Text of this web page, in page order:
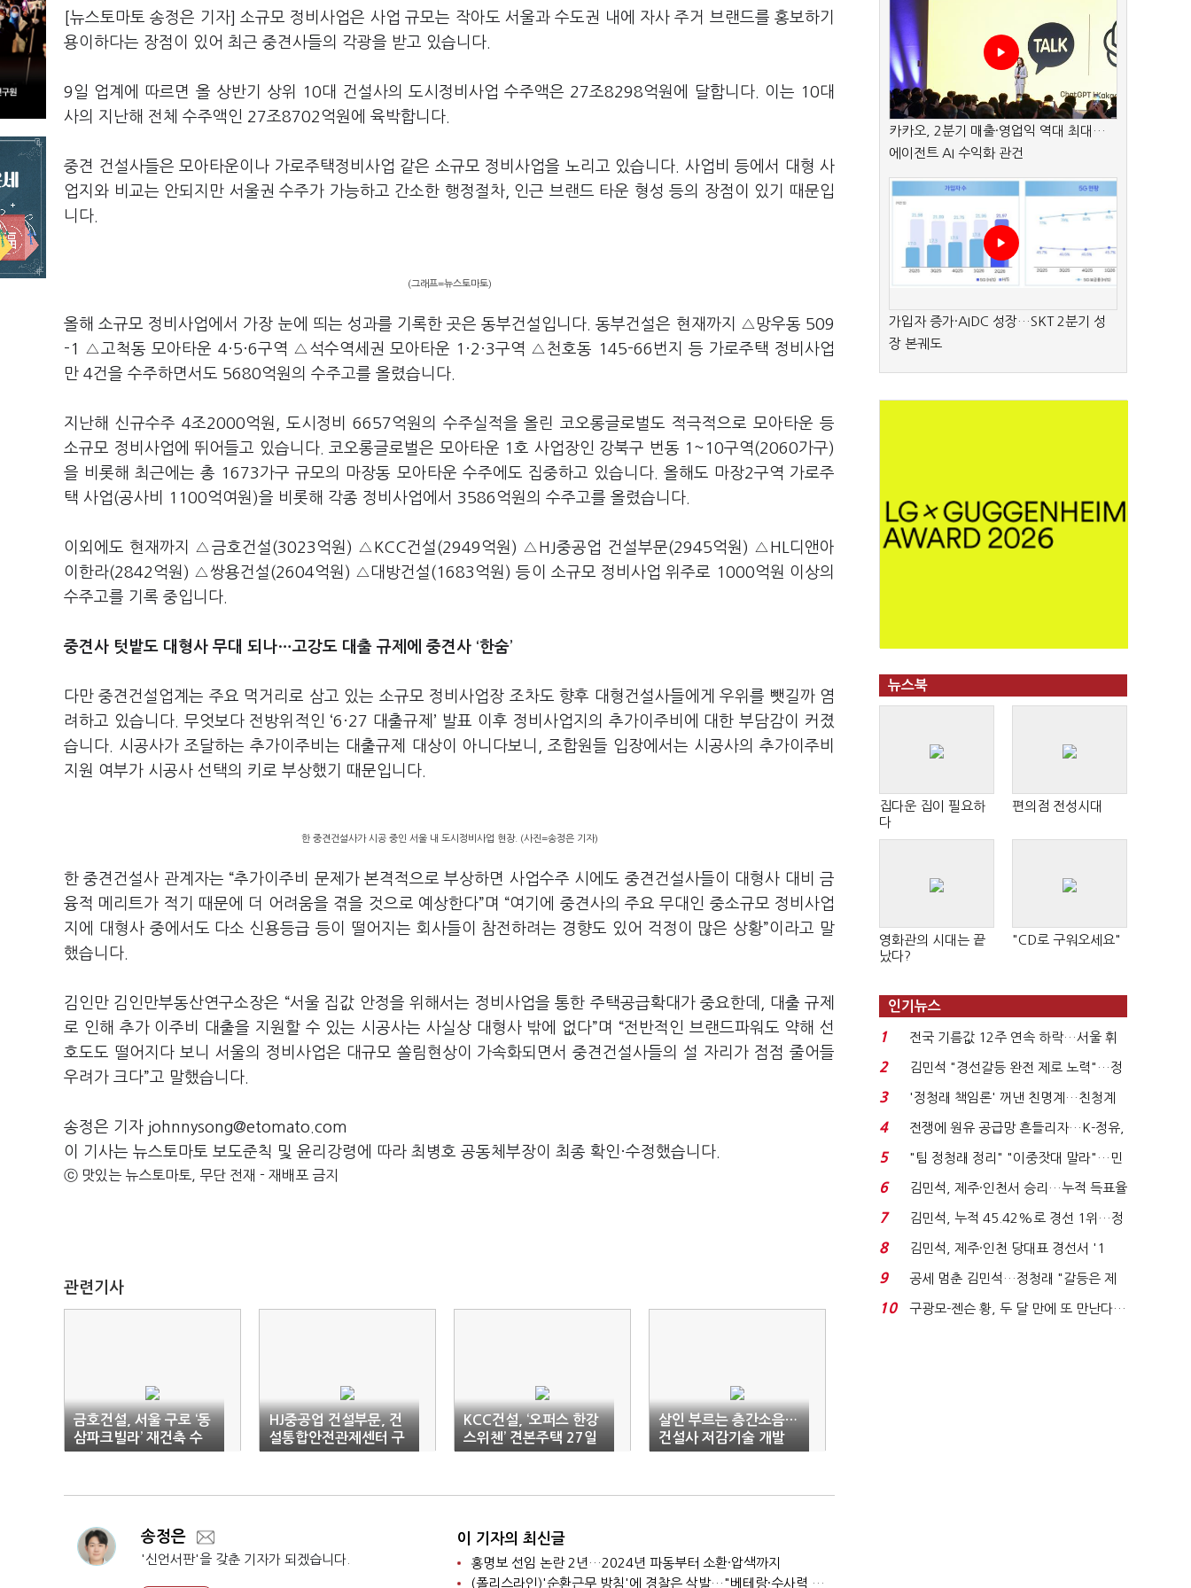
[뉴스토마토 송정은 기자] 소규모 정비사업은 사업 규모는 작아도 서울과 수도권 내에 자사 주거 브랜드를 홍보하기
용이하다는 장점이 있어 최근 중견사들의 각광을 받고 있습니다.
9일 업계에 따르면 올 상반기 상위 10대 건설사의 도시정비사업 수주액은 27조8298억원에 달합니다. 이는 10대
사의 지난해 전체 수주액인 27조8702억원에 육박합니다.
중견 건설사들은 모아타운이나 가로주택정비사업 같은 소규모 정비사업을 노리고 있습니다. 사업비 등에서 대형 사
업지와 비교는 안되지만 서울권 수주가 가능하고 간소한 행정절차, 인근 브랜드 타운 형성 등의 장점이 있기 때문입
니다.
(그래프=뉴스토마토)
올해 소규모 정비사업에서 가장 눈에 띄는 성과를 기록한 곳은 동부건설입니다. 동부건설은 현재까지 △망우동 509
-1 △고척동 모아타운 4·5·6구역 △석수역세권 모아타운 1·2·3구역 △천호동 145-66번지 등 가로주택 정비사업
만 4건을 수주하면서도 5680억원의 수주고를 올렸습니다.
지난해 신규수주 4조2000억원, 도시정비 6657억원의 수주실적을 올린 코오롱글로벌도 적극적으로 모아타운 등
소규모 정비사업에 뛰어들고 있습니다. 코오롱글로벌은 모아타운 1호 사업장인 강북구 번동 1~10구역(2060가구)
을 비롯해 최근에는 총 1673가구 규모의 마장동 모아타운 수주에도 집중하고 있습니다. 올해도 마장2구역 가로주
택 사업(공사비 1100억여원)을 비롯해 각종 정비사업에서 3586억원의 수주고를 올렸습니다.
이외에도 현재까지 △금호건설(3023억원) △KCC건설(2949억원) △HJ중공업 건설부문(2945억원) △HL디앤아
이한라(2842억원) △쌍용건설(2604억원) △대방건설(1683억원) 등이 소규모 정비사업 위주로 1000억원 이상의
수주고를 기록 중입니다.
중견사 텃밭도 대형사 무대 되나…고강도 대출 규제에 중견사 ‘한숨’
다만 중견건설업계는 주요 먹거리로 삼고 있는 소규모 정비사업장 조차도 향후 대형건설사들에게 우위를 뺏길까 염
려하고 있습니다. 무엇보다 전방위적인 ‘6·27 대출규제’ 발표 이후 정비사업지의 추가이주비에 대한 부담감이 커졌
습니다. 시공사가 조달하는 추가이주비는 대출규제 대상이 아니다보니, 조합원들 입장에서는 시공사의 추가이주비
지원 여부가 시공사 선택의 키로 부상했기 때문입니다.
한 중견건설사가 시공 중인 서울 내 도시정비사업 현장. (사진=송정은 기자)
한 중견건설사 관계자는 “추가이주비 문제가 본격적으로 부상하면 사업수주 시에도 중견건설사들이 대형사 대비 금
융적 메리트가 적기 때문에 더 어려움을 겪을 것으로 예상한다”며 “여기에 중견사의 주요 무대인 중소규모 정비사업
지에 대형사 중에서도 다소 신용등급 등이 떨어지는 회사들이 참전하려는 경향도 있어 걱정이 많은 상황”이라고 말
했습니다.
김인만 김인만부동산연구소장은 “서울 집값 안정을 위해서는 정비사업을 통한 주택공급확대가 중요한데, 대출 규제
로 인해 추가 이주비 대출을 지원할 수 있는 시공사는 사실상 대형사 밖에 없다”며 “전반적인 브랜드파워도 약해 선
호도도 떨어지다 보니 서울의 정비사업은 대규모 쏠림현상이 가속화되면서 중견건설사들의 설 자리가 점점 줄어들
우려가 크다”고 말했습니다.
송정은 기자 johnnysong@etomato.com
이 기사는 뉴스토마토 보도준칙 및 윤리강령에 따라 최병호 공동체부장이 최종 확인·수정했습니다.
ⓒ 맛있는 뉴스토마토, 무단 전재 - 재배포 금지
관련기사
금호건설, 서울 구로 ‘동
삼파크빌라’ 재건축 수
주
HJ중공업 건설부문, 건
설통합안전관제센터 구
축
KCC건설, ‘오퍼스 한강
스위첸’ 견본주택 27일
개관
살인 부르는 층간소음…
건설사 저감기술 개발
박차
송정은
'신언서판'을 갖춘 기자가 되겠습니다.
이 기자의 최신글
홍명보 선임 논란 2년…2024년 파동부터 소환·압색까지
(폴리스라인)'순환근무 방침'에 경찰은 삭발…"베테랑·수사력 보강 먼저"
카카오, 2분기 매출·영업익 역대 최대…
에이전트 AI 수익화 관건
가입자 증가·AIDC 성장…SKT 2분기 성
장 본궤도
뉴스북
집다운 집이 필요하
다
편의점 전성시대
영화관의 시대는 끝
났다?
"CD로 구워오세요"
인기뉴스
1
전국 기름값 12주 연속 하락…서울 휘
발윳값 1909원...
2
김민석 "경선갈등 완전 제로 노력"…정
청래 "반명 공세 사...
3
'정청래 책임론' 꺼낸 친명계…친청계
는 추가투표 때리기...
4
전쟁에 원유 공급망 흔들리자…K-정유,
에너지안보 핵심...
5
"팀 정청래 정리" "이중잣대 말라"…민
주 최고위원 계파 다...
6
김민석, 제주·인천서 승리…누적 득표율
'1위 탈환'(종합)...
7
김민석, 누적 45.42%로 경선 1위…정
청래와 격차 0.86%p(...
8
김민석, 제주·인천 당대표 경선서 '1
위'(1보)...
9
공세 멈춘 김민석…정청래 "갈등은 제
가 수습"
10
구광모-젠슨 황, 두 달 만에 또 만난다…